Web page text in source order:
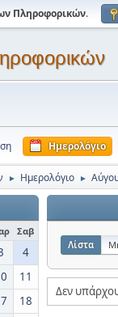
Πληροφορικών.
Ημερολόγιο
► Ημερολόγιο ►
Σαβ
4
11
18
Λίστα
Δεν